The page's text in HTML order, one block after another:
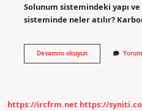
Solunum sistemindeki yapı
sisteminde neler atılır?
Devamını okuyun6
Sınıf
Nedir
https://ircfrm.net https://